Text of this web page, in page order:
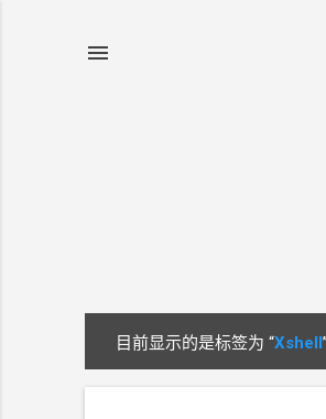
文
目前显示的是标签为 “Xshell”